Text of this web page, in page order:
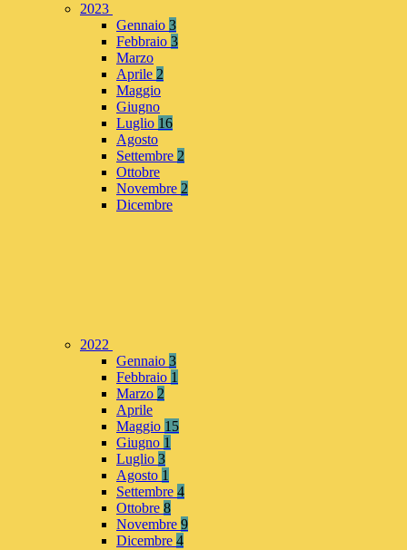
2023
Gennaio 3
Febbraio 3
Marzo
Aprile 2
Maggio
Giugno
Luglio 16
Agosto
Settembre 2
Ottobre
Novembre 2
Dicembre
2022
Gennaio 3
Febbraio 1
Marzo 2
Aprile
Maggio 15
Giugno 1
Luglio 3
Agosto 1
Settembre 4
Ottobre 8
Novembre 9
Dicembre 4